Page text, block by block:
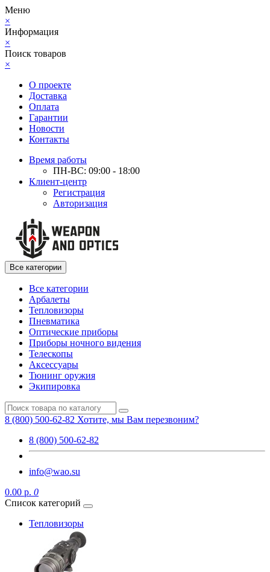
Меню
×
Информация
×
Поиск товаров
×
О проекте
Доставка
Оплата
Гарантии
Новости
Контакты
Время работы
ПН-ВС: 09:00 - 18:00
Клиент-центр
Регистрация
Авторизация
Все категории
Все категории
Арбалеты
Тепловизоры
Пневматика
Оптические приборы
Приборы ночного видения
Телескопы
Аксессуары
Тюнинг оружия
Экипировка
8 (800) 500-62-82 Хотите, мы Вам перезвоним?
8 (800) 500-62-82
info@wao.su
0.00 р. 0
Список категорий
Тепловизоры